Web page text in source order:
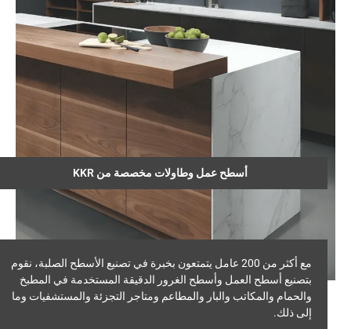
أسطح عمل وطاولات مخصصة من KKR
مع أكثر من 200 عامل يتمتعون بخبرة في تصنيع الأسطح الصلبة، نقوم
بتصنيع أسطح العمل وأسطح الغرور الدقيقة المستخدمة في المطبخ
والحمام والمكاتب والبار والمطاعم ومتاجر التجزئة والمستشفيات وما
إلى ذلك.